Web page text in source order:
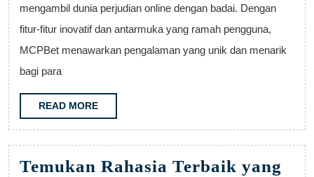
mengambil dunia perjudian online dengan badai. Dengan
fitur-fitur inovatif dan antarmuka yang ramah pengguna,
MCPBet menawarkan pengalaman yang unik dan menarik
bagi para
READ MOREREAD
MORE
Temukan Rahasia Terbaik yang